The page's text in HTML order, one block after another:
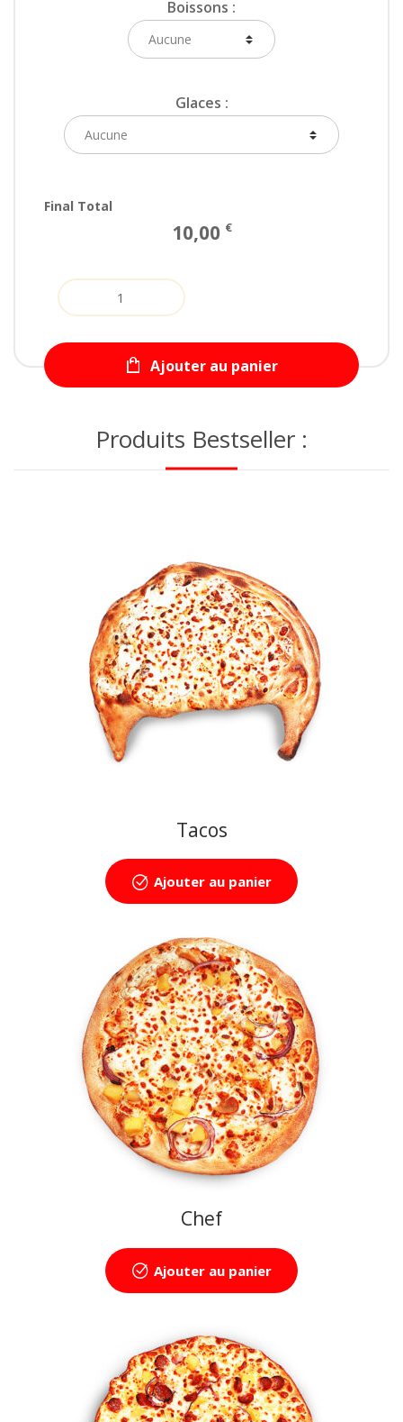
Boissons :
Glaces :
Final Total
10,00 €
Quantity
Ajouter au panier
Produits Bestseller :
Tacos
Ajouter au panier
Chef
Ajouter au panier